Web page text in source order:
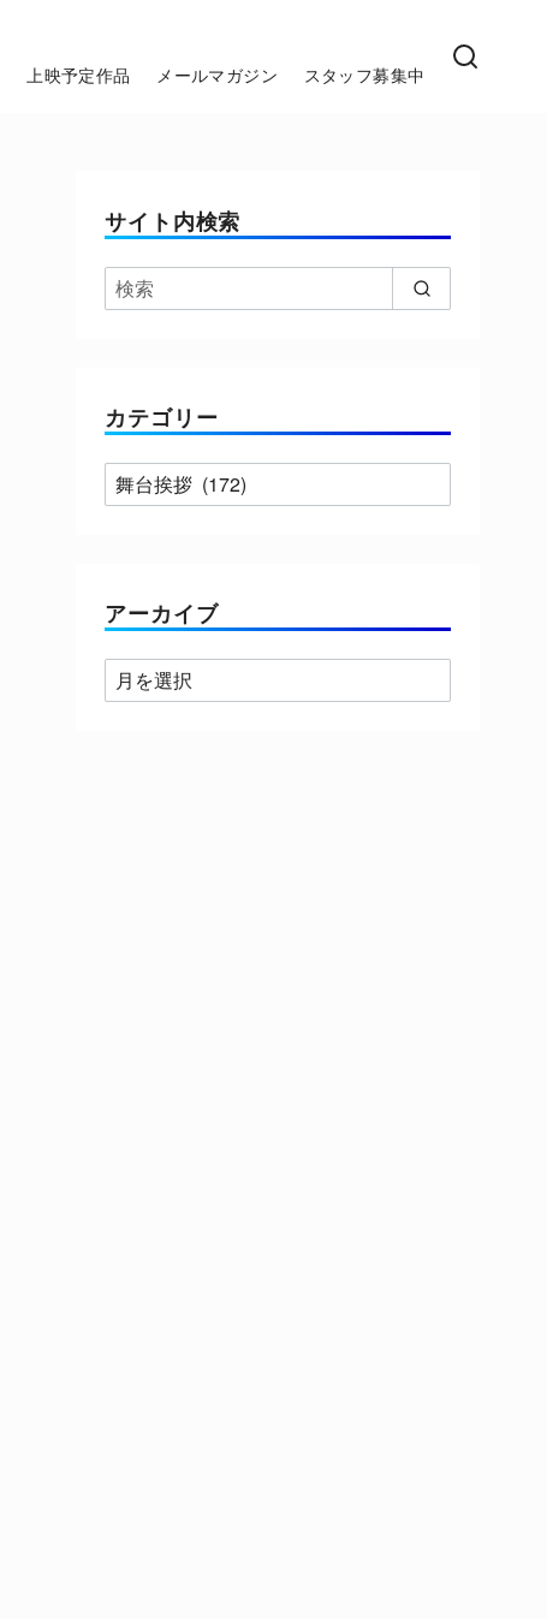
上映予定作品 メールマガジン スタッフ募集中
サイト内検索
カテゴリー
カ
テ
ー
アーカイブ
ア
ー